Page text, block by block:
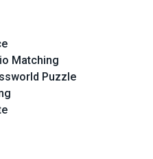
Matching
Puzzle